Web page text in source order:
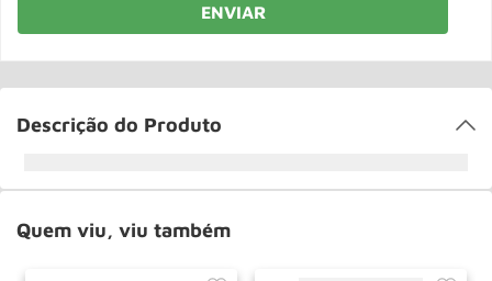
ENVIAR
Descrição do Produto
Quem viu, viu também